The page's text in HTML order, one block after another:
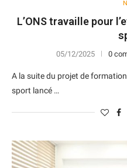
L’ONS travaille pour
05/12/2025 0
A la suite du projet de
sport lancé …